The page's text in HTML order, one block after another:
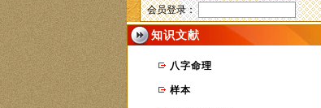
会员登录：
知识文献
八字命理
样本